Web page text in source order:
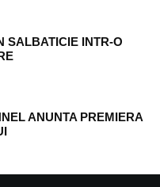
SALBATICIE INTR-O
ANUNTA PREMIERA